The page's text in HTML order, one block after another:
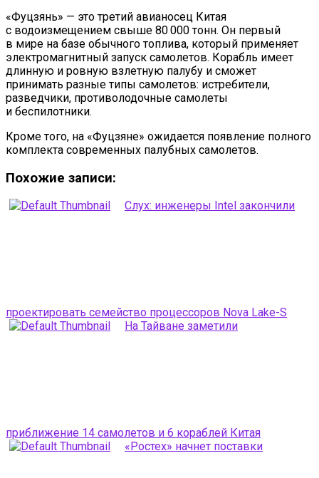
«Фуцзянь» — это третий авианосец Китая
с водоизмещением свыше 80 000 тонн. Он первый
в мире на базе обычного топлива, который применяет
электромагнитный запуск самолетов. Корабль имеет
длинную и ровную взлетную палубу и сможет
принимать разные типы самолетов: истребители,
разведчики, противолодочные самолеты
и беспилотники.
Кроме того, на «Фуцзяне» ожидается появление полного
комплекта современных палубных самолетов.
Похожие записи:
Слух: инженеры Intel закончили
проектировать семейство процессоров Nova Lake-S
На Тайване заметили
приближение 14 самолетов и 6 кораблей Китая
«Ростех» начнет поставки